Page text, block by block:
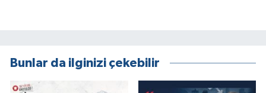
Bunlar da ilginizi çekebilir